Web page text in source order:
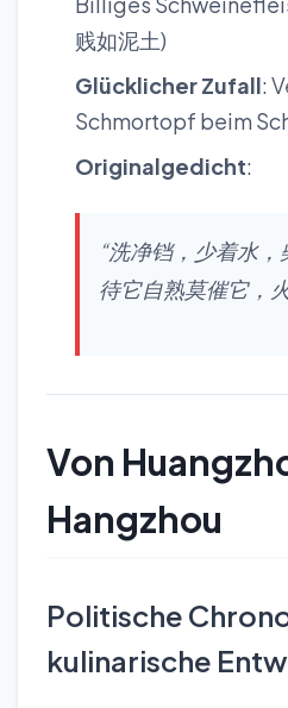
贱如泥土)
Glücklicher Zufall:
Schmortopf beim
Originalgedicht:
“洗净铛，少着水，
待它自熟莫催它，
Von
Hangzhou
Politische
kulinarische